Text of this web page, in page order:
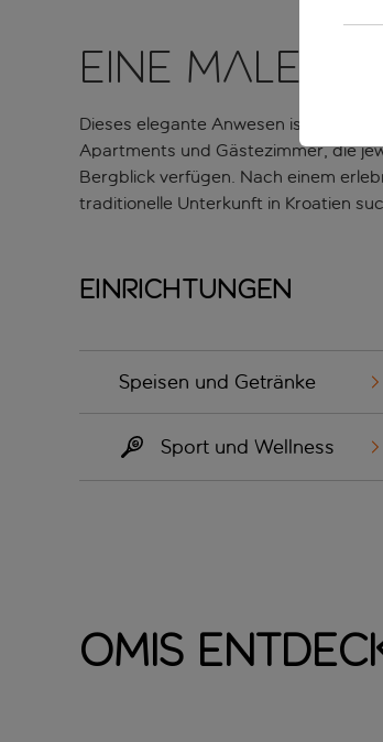
Eine
Dieses elegante Anwesen ist nur
Apartments und Gästezimmer, die
Bergblick verfügen. Nach einem
traditionelle Unterkunft in Kroatien
Einrichtungen
Speisen und Getränke
Sport und Wellness
Omis